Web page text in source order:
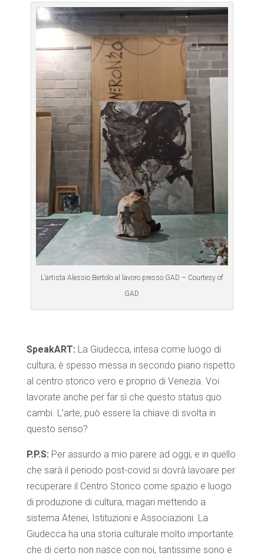
L’artista Alessio Bertolo al lavoro presso GAD – Courtesy of
GAD
SpeakART: La Giudecca, intesa come luogo di
cultura, è spesso messa in secondo piano rispetto
al centro storico vero e proprio di Venezia. Voi
lavorate anche per far sì che questo status quo
cambi. L’arte, può essere la chiave di svolta in
questo senso?
P.P.S: Per assurdo a mio parere ad oggi, e in quello
che sarà il periodo post-covid si dovrà lavoare per
recuperare il Centro Storico come spazio e luogo
di produzione di cultura, magari mettendo a
sistema Atenei, Istituzioni e Associazioni. La
Giudecca ha una storia culturale molto importante
che di certo non nasce con noi, tantissime sono e